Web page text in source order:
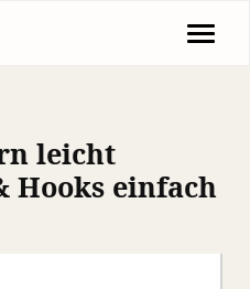
leicht
Hooks einfach